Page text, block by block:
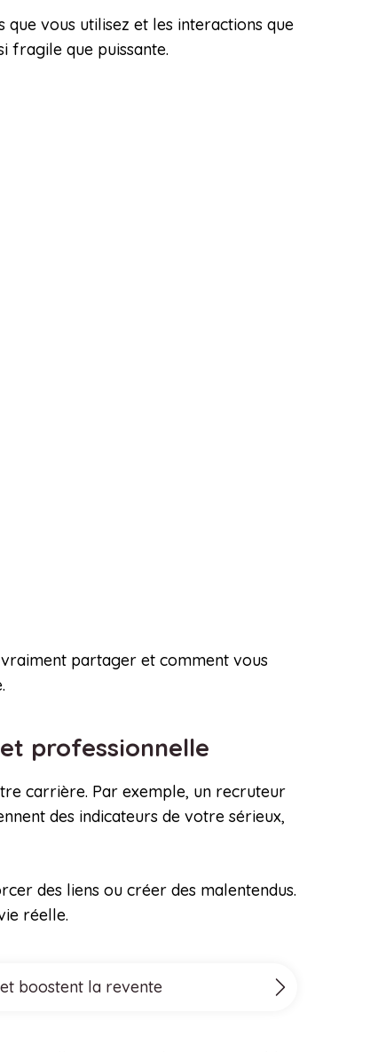
vous utilisez et les interactions que
fragile que puissante.
partager et comment vous
professionnelle
carrière. Par exemple, un recruteur
des indicateurs de votre sérieux,
des liens ou créer des malentendus.
réelle.
boostent la revente